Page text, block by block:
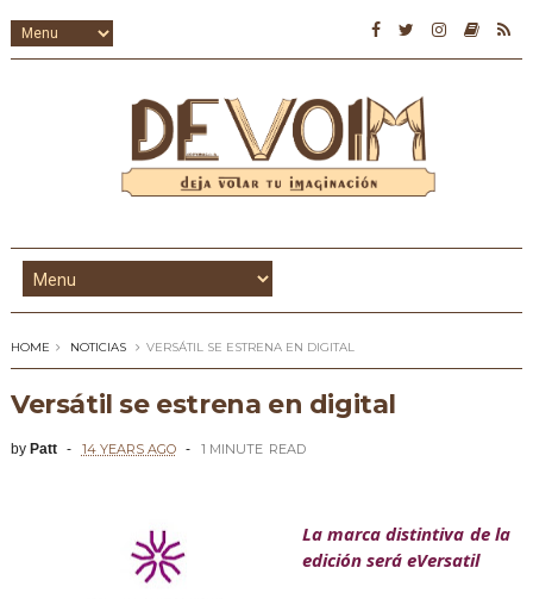
HOME NOTICIAS VERSÁTIL SE ESTRENA EN DIGITAL
Versátil se estrena en digital
by Patt 14 YEARS AGO 1 MINUTE READ
La marca distintiva de la
edición será eVersatil